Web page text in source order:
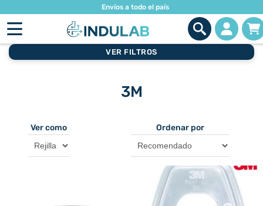
Envíos a todo el país
VER FILTROS
3M
Ver como Ordenar por